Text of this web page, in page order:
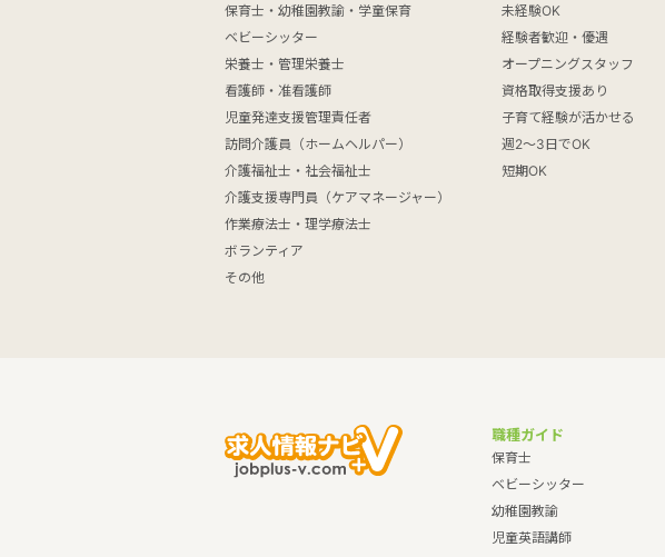
保育士・幼稚園教諭・学童保育
ベビーシッター
栄養士・管理栄養士
看護師・准看護師
児童発達支援管理責任者
訪問介護員（ホームヘルパー）
介護福祉士・社会福祉士
介護支援専門員（ケアマネージャー）
作業療法士・理学療法士
ボランティア
その他
未経験OK
経験者歓迎・優遇
オープニングスタッフ
資格取得支援あり
子育て経験が活かせる
週2～3日でOK
短期OK
職種ガイド
保育士
ベビーシッター
幼稚園教諭
児童英語講師